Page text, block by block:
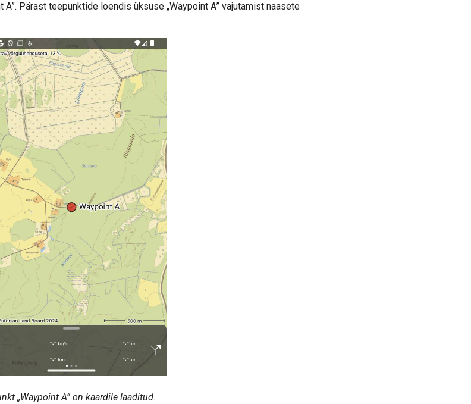
A”. Pärast teepunktide loendis üksuse „Waypoint A” vajutamist naasete
„Waypoint A” on kaardile laaditud.